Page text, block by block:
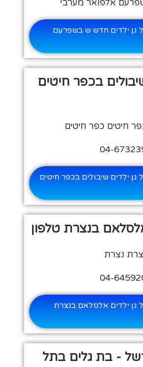
אלפואר מערבי
ילדים חדש ש בשפרעם
בכפר חיטים
חיטים כפר חיטים
ילדים שיבולים בכפר חיטים
בנצרת טלפון
נצרת
ילדים אלסלאם בנצרת
- בת גלים בתל